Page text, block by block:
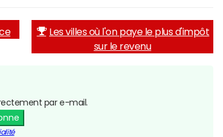
Les villes où l'on paye le plus d'impôt
sur le revenu
par e-mail.